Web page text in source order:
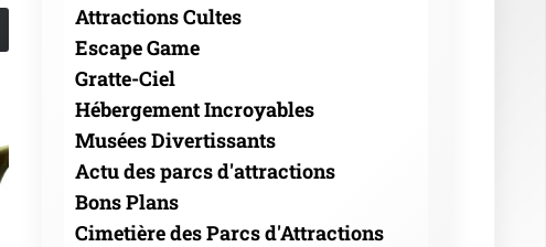
Attractions Cultes
Escape Game
Gratte-Ciel
Hébergement Incroyables
Musées Divertissants
Actu des parcs d'attractions
Bons Plans
Cimetière des Parcs d'Attractions